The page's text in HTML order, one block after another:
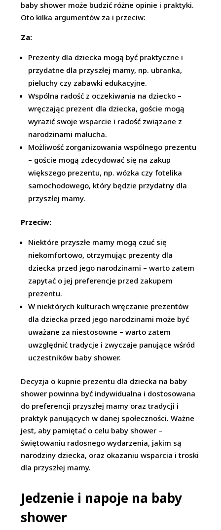
baby shower może budzić różne opinie i praktyki.
Oto kilka argumentów za i przeciw:
Za:
Prezenty dla dziecka mogą być praktyczne i
przydatne dla przyszłej mamy, np. ubranka,
pieluchy czy zabawki edukacyjne.
Wspólna radość z oczekiwania na dziecko –
wręczając prezent dla dziecka, goście mogą
wyrazić swoje wsparcie i radość związane z
narodzinami malucha.
Możliwość zorganizowania wspólnego prezentu
– goście mogą zdecydować się na zakup
większego prezentu, np. wózka czy fotelika
samochodowego, który będzie przydatny dla
przyszłej mamy.
Przeciw:
Niektóre przyszłe mamy mogą czuć się
niekomfortowo, otrzymując prezenty dla
dziecka przed jego narodzinami – warto zatem
zapytać o jej preferencje przed zakupem
prezentu.
W niektórych kulturach wręczanie prezentów
dla dziecka przed jego narodzinami może być
uważane za niestosowne – warto zatem
uwzględnić tradycje i zwyczaje panujące wśród
uczestników baby shower.
Decyzja o kupnie prezentu dla dziecka na baby
shower powinna być indywidualna i dostosowana
do preferencji przyszłej mamy oraz tradycji i
praktyk panujących w danej społeczności. Ważne
jest, aby pamiętać o celu baby shower –
świętowaniu radosnego wydarzenia, jakim są
narodziny dziecka, oraz okazaniu wsparcia i troski
dla przyszłej mamy.
Jedzenie i napoje na baby
shower